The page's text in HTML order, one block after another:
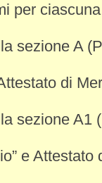
per
sezione A
di
sezione A1
e Attestato